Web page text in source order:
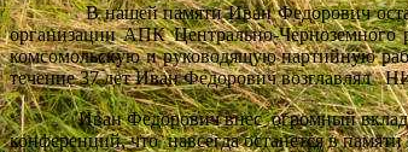
В нашей памяти Иван Федорович
организации АПК Центрально-Черноземного
комсомольскую и руководящую партийную
течение 37 лет Иван Федорович возглавлял
Иван Федорович внес огромный вклад и в
конференций, что навсегда останется в